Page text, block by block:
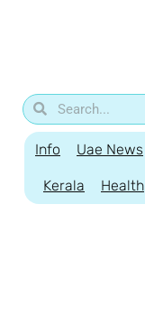
Info Uae News
Kerala Health